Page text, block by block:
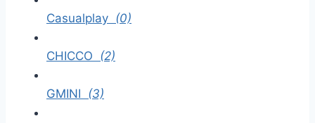
Casualplay (0)
CHICCO (2)
GMINI (3)